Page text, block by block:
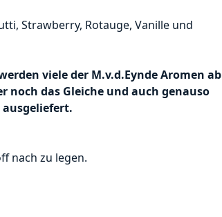
Strawberry, Rotauge, Vanille und
viele der M.v.d.Eynde Aromen ab
das Gleiche und auch genauso
nach zu legen.